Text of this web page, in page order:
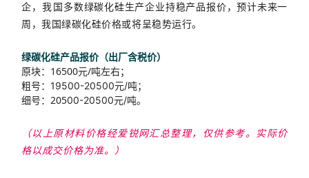
企，我国多数绿碳化硅生产企业持稳产品报价，预计未来一
周，我国绿碳化硅价格或将呈稳势运行。
绿碳化硅产品报价（出厂含税价）
原块：16500元/吨左右；
粗号： 19500-20500元/吨；
细号：20500-20500元/吨。
（以上原材料价格经爱锐网汇总整理，仅供参考。实际价
格以成交价格为准。）